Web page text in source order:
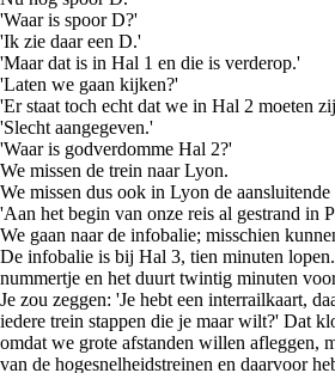
'Waar is spoor D?'
'Ik zie daar een D.'
'Maar dat is in Hal 1 en die is verderop.'
'Laten we gaan kijken?'
'Er staat toch echt dat we in Hal 2 moeten
'Slecht aangegeven.'
'Waar is godverdomme Hal 2?'
We missen de trein naar Lyon.
We missen dus ook in Lyon de
'Aan het begin van onze reis al gestrand in
We gaan naar de infobalie; misschien
De infobalie is bij Hal 3, tien minuten
nummertje en het duurt twintig minuten
Je zou zeggen: 'Je hebt een interrailkaart,
iedere trein stappen die je maar wilt?' Dat
omdat we grote afstanden willen afleggen,
van de hogesnelheidstreinen en daarvoor